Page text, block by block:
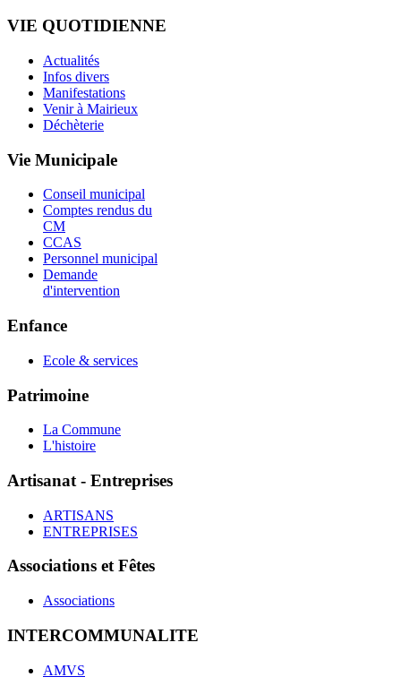
VIE QUOTIDIENNE
Actualités
Infos divers
Manifestations
Venir à Mairieux
Déchèterie
Vie Municipale
Conseil municipal
Comptes rendus du
CM
CCAS
Personnel municipal
Demande
d'intervention
Enfance
Ecole & services
Patrimoine
La Commune
L'histoire
Artisanat - Entreprises
ARTISANS
ENTREPRISES
Associations et Fêtes
Associations
INTERCOMMUNALITE
AMVS